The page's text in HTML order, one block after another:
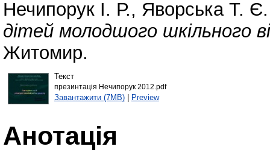
Нечипорук І. Р., Яворська Т. Є.
дітей молодшого шкільного
Житомир.
Текст
презинтація Нечипорук 2012.pdf
Завантажити (7MB)| Preview
Анотація